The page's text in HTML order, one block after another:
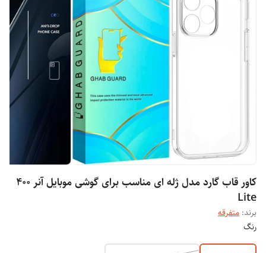
کاور قاب گارد مدل ژله ای مناسب برای گوشی موبایل آنر 400
Lite
برند: متفرقه
رنگ